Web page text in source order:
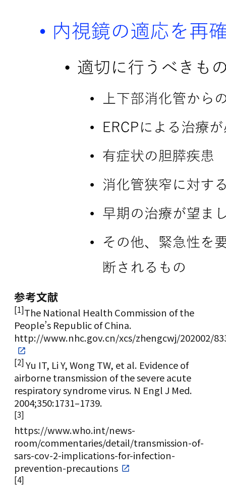
参考文献
[1]The National Health Commission of the
People’s Republic of China.
http://www.nhc.gov.cn/xcs/zhengcwj/202002/
[2]Yu IT, Li Y, Wong TW, et al. Evidence of
airborne transmission of the severe acute
respiratory syndrome virus. N Engl J Med.
2004;350:1731–1739.
[3]
https://www.who.int/news-
room/commentaries/detail/transmission-of-
sars-cov-2-implications-for-infection-
prevention-precautions
[4]